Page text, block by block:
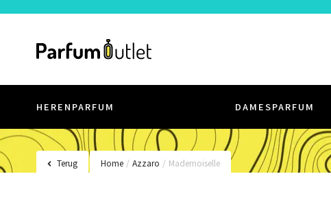
HERENPARFUM DAMESPARFUM
Terug Home / Azzaro / Mademoiselle